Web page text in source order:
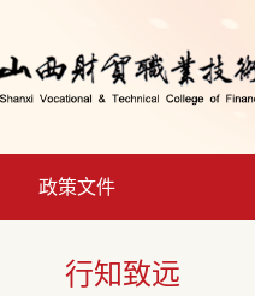
政策文件
行知致远